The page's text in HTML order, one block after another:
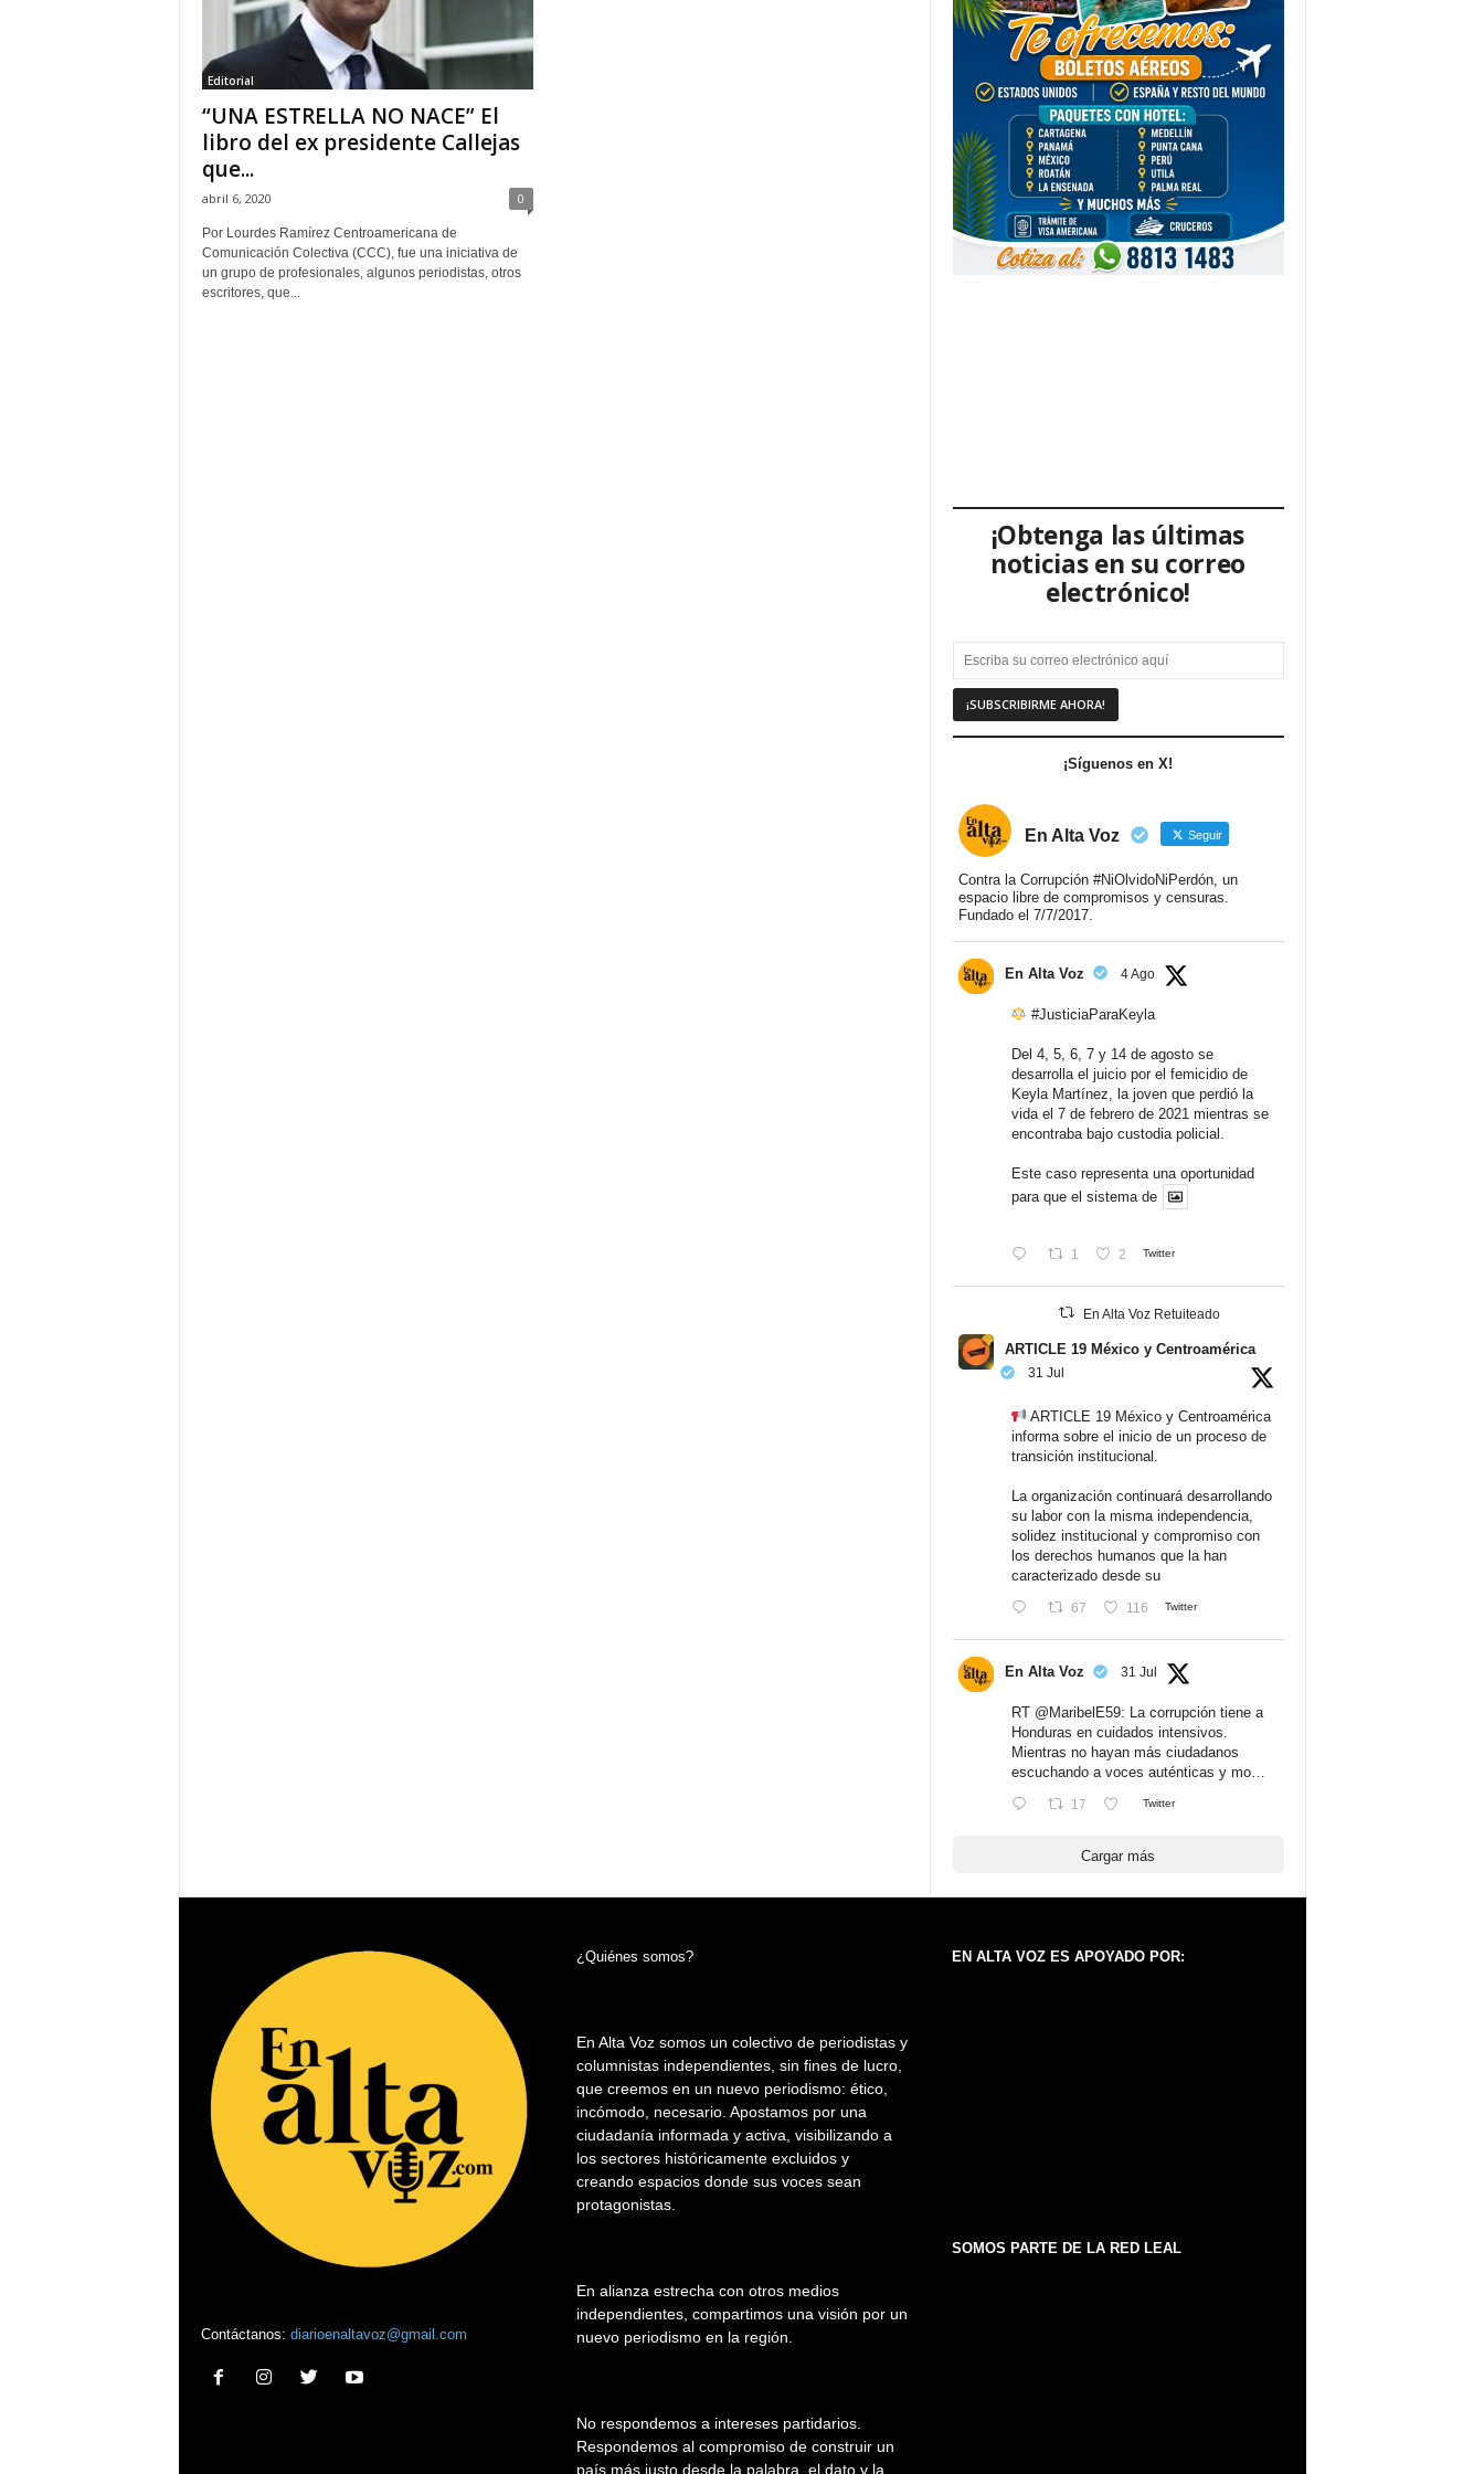
Editorial
“UNA ESTRELLA NO NACE” El
libro del ex presidente Callejas
que...
abril 6, 2020 0
Por Lourdes Ramírez Centroamericana de
Comunicación Colectiva (CCC), fue una iniciativa de
un grupo de profesionales, algunos periodistas, otros
escritores, que...
¡Obtenga las últimas
noticias en su correo
electrónico!
¡Síguenos en X!
En Alta Voz Seguir
Contra la Corrupción #NiOlvidoNiPerdón, un
espacio libre de compromisos y censuras.
Fundado el 7/7/2017.
En Alta Voz 4 Ago
#JusticiaParaKeyla
Del 4, 5, 6, 7 y 14 de agosto se
desarrolla el juicio por el femicidio de
Keyla Martínez, la joven que perdió la
vida el 7 de febrero de 2021 mientras se
encontraba bajo custodia policial.
Este caso representa una oportunidad
para que el sistema de
1 2 Twitter
En Alta Voz Retuiteado
ARTICLE 19 México y Centroamérica
31 Jul
ARTICLE 19 México y Centroamérica
informa sobre el inicio de un proceso de
transición institucional.
La organización continuará desarrollando
su labor con la misma independencia,
solidez institucional y compromiso con
los derechos humanos que la han
caracterizado desde su
67 116 Twitter
En Alta Voz 31 Jul
RT @MaribelE59: La corrupción tiene a
Honduras en cuidados intensivos.
Mientras no hayan más ciudadanos
escuchando a voces auténticas y mo…
17 Twitter
Cargar más
Contáctanos: diarioenaltavoz@gmail.com
¿Quiénes somos?
En Alta Voz somos un colectivo de periodistas y
columnistas independientes, sin fines de lucro,
que creemos en un nuevo periodismo: ético,
incómodo, necesario. Apostamos por una
ciudadanía informada y activa, visibilizando a
los sectores históricamente excluidos y
creando espacios donde sus voces sean
protagonistas.
En alianza estrecha con otros medios
independientes, compartimos una visión por un
nuevo periodismo en la región.
No respondemos a intereses partidarios.
Respondemos al compromiso de construir un
país más justo desde la palabra, el dato y la
EN ALTA VOZ ES APOYADO POR:
SOMOS PARTE DE LA RED LEAL